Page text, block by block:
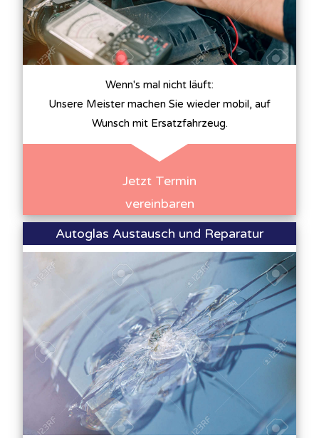
Wenn's mal nicht läuft:
Unsere Meister machen Sie wieder mobil, auf
Wunsch mit Ersatzfahrzeug.
Jetzt Termin
vereinbaren
Autoglas Austausch und Reparatur